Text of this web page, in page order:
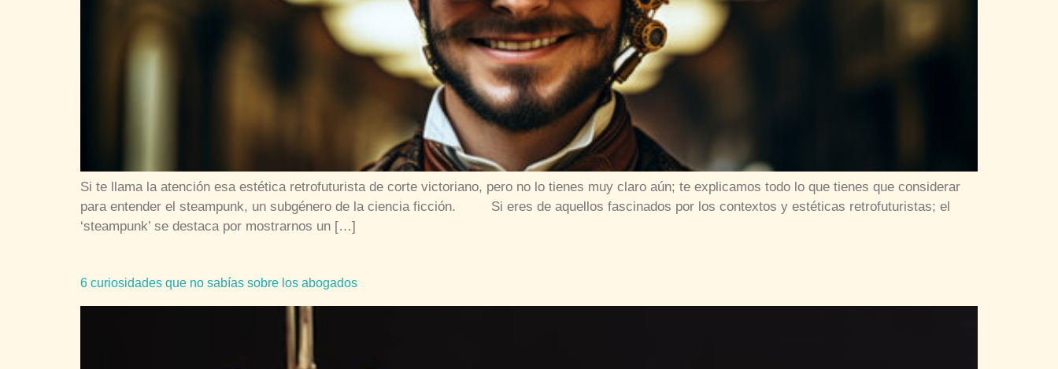
Si te llama la atención esa estética retrofuturista de corte victoriano, pero no lo tienes muy claro aún; te explicamos todo lo que tienes que considerar
para entender el steampunk, un subgénero de la ciencia ficción. Si eres de aquellos fascinados por los contextos y estéticas retrofuturistas; el
‘steampunk’ se destaca por mostrarnos un […]
6 curiosidades que no sabías sobre los abogados